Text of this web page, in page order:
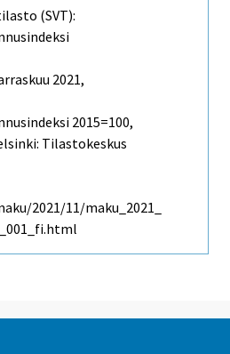
(SVT):
2021,
2015=100,
Tilastokeskus
2021/11/maku_2021_